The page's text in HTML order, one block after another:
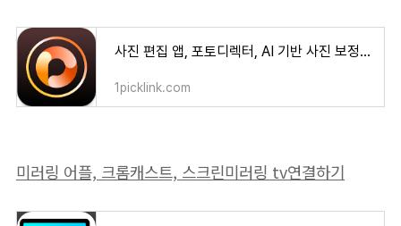
사진 편집 앱, 포토디렉터, AI 기반 사진 보정 및 애니메이션 효과
1picklink.com
미러링 어플, 크롬캐스트, 스크린미러링 tv연결하기